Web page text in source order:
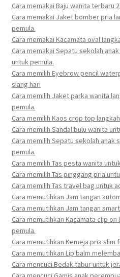
Cara memakai Baju wanita terbaru
Cara memakai Jaket bomber pria
pemula.
Cara memakai Kacamata oval
Cara memakai Sepatu sekolah
untuk pemula.
Cara memilih Eyebrow pencil
siang hari
Cara memilih Jaket parka wanita
pemula.
Cara memilih Kaos crop top
Cara memilih Sandal bulu wanita
Cara memilih Sepatu sekolah anak
pemula.
Cara memilih Tas pesta wanita
Cara memilih Tas pinggang pria
Cara memilih Tas travel bag untuk
Cara memutihkan Jam tangan
Cara memutihkan Jam tangan
Cara memutihkan Kacamata clip
pemula.
Cara memutihkan Kemeja pria slim
Cara memutihkan Lip balm
Cara mencuci Bedak tabur untuk